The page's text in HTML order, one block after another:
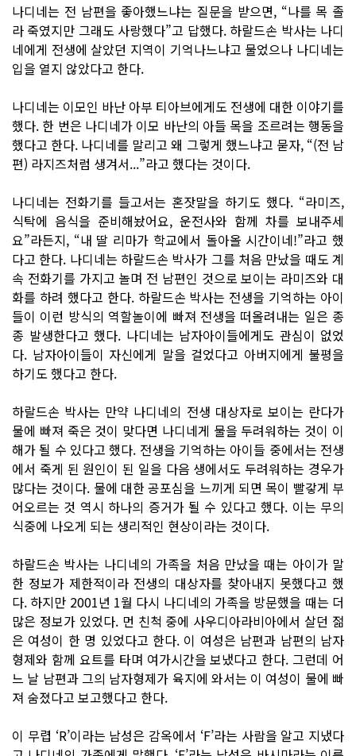
나디네는 전 남편을 좋아했느냐는 질문을 받으면, “나를 목 졸
라 죽였지만 그래도 사랑했다”고 답했다. 하랄드손 박사는 나디
네에게 전생에 살았던 지역이 기억나느냐고 물었으나 나디네는
입을 열지 않았다고 한다.
나디네는 이모인 바난 아부 티아브에게도 전생에 대한 이야기를
했다. 한 번은 나디네가 이모 바난의 아들 목을 조르려는 행동을
했다고 한다. 나디네를 말리고 왜 그렇게 했느냐고 묻자, “(전 남
편) 라지즈처럼 생겨서...”라고 했다는 것이다.
나디네는 전화기를 들고서는 혼잣말을 하기도 했다. “라미즈,
식탁에 음식을 준비해놨어요, 운전사와 함께 차를 보내주세
요”라든지, “내 딸 리마가 학교에서 돌아올 시간이네!”라고 했
다고 한다. 나디네는 하랄드손 박사가 그를 처음 만났을 때도 계
속 전화기를 가지고 놀며 전 남편인 것으로 보이는 라미즈와 대
화를 하려 했다고 한다. 하랄드손 박사는 전생을 기억하는 아이
들이 이런 방식의 역할놀이에 빠져 전생을 떠올려내는 일은 종
종 발생한다고 했다. 나디네는 남자아이들에게도 관심이 없었
다. 남자아이들이 자신에게 말을 걸었다고 아버지에게 불평을
하기도 했다고 한다.
하랄드손 박사는 만약 나디네의 전생 대상자로 보이는 란다가
물에 빠져 죽은 것이 맞다면 나디네게 물을 두려워하는 것이 이
해가 될 수 있다고 했다. 전생을 기억하는 아이들 중에서는 전생
에서 죽게 된 원인이 된 일을 다음 생에서도 두려워하는 경우가
많다는 것이다. 물에 대한 공포심을 느끼게 되면 목이 빨갛게 부
어오르는 것 역시 하나의 증거가 될 수 있다고 했다. 이는 무의
식중에 나오게 되는 생리적인 현상이라는 것이다.
하랄드손 박사는 나디네의 가족을 처음 만났을 때는 아이가 말
한 정보가 제한적이라 전생의 대상자를 찾아내지 못했다고 했
다. 하지만 2001년 1월 다시 나디네의 가족을 방문했을 때는 더
많은 정보가 있었다. 먼 친척 중에 사우디아라비아에서 살던 젊
은 여성이 한 명 있었다고 한다. 이 여성은 남편과 남편의 남자
형제와 함께 요트를 타며 여가시간을 보냈다고 한다. 그런데 어
느 날 남편과 그의 남자형제가 육지에 와서는 이 여성이 물에 빠
져 숨졌다고 보고했다고 한다.
이 무렵 ‘R’이라는 남성은 감옥에서 ‘F’라는 사람을 알고 지냈다